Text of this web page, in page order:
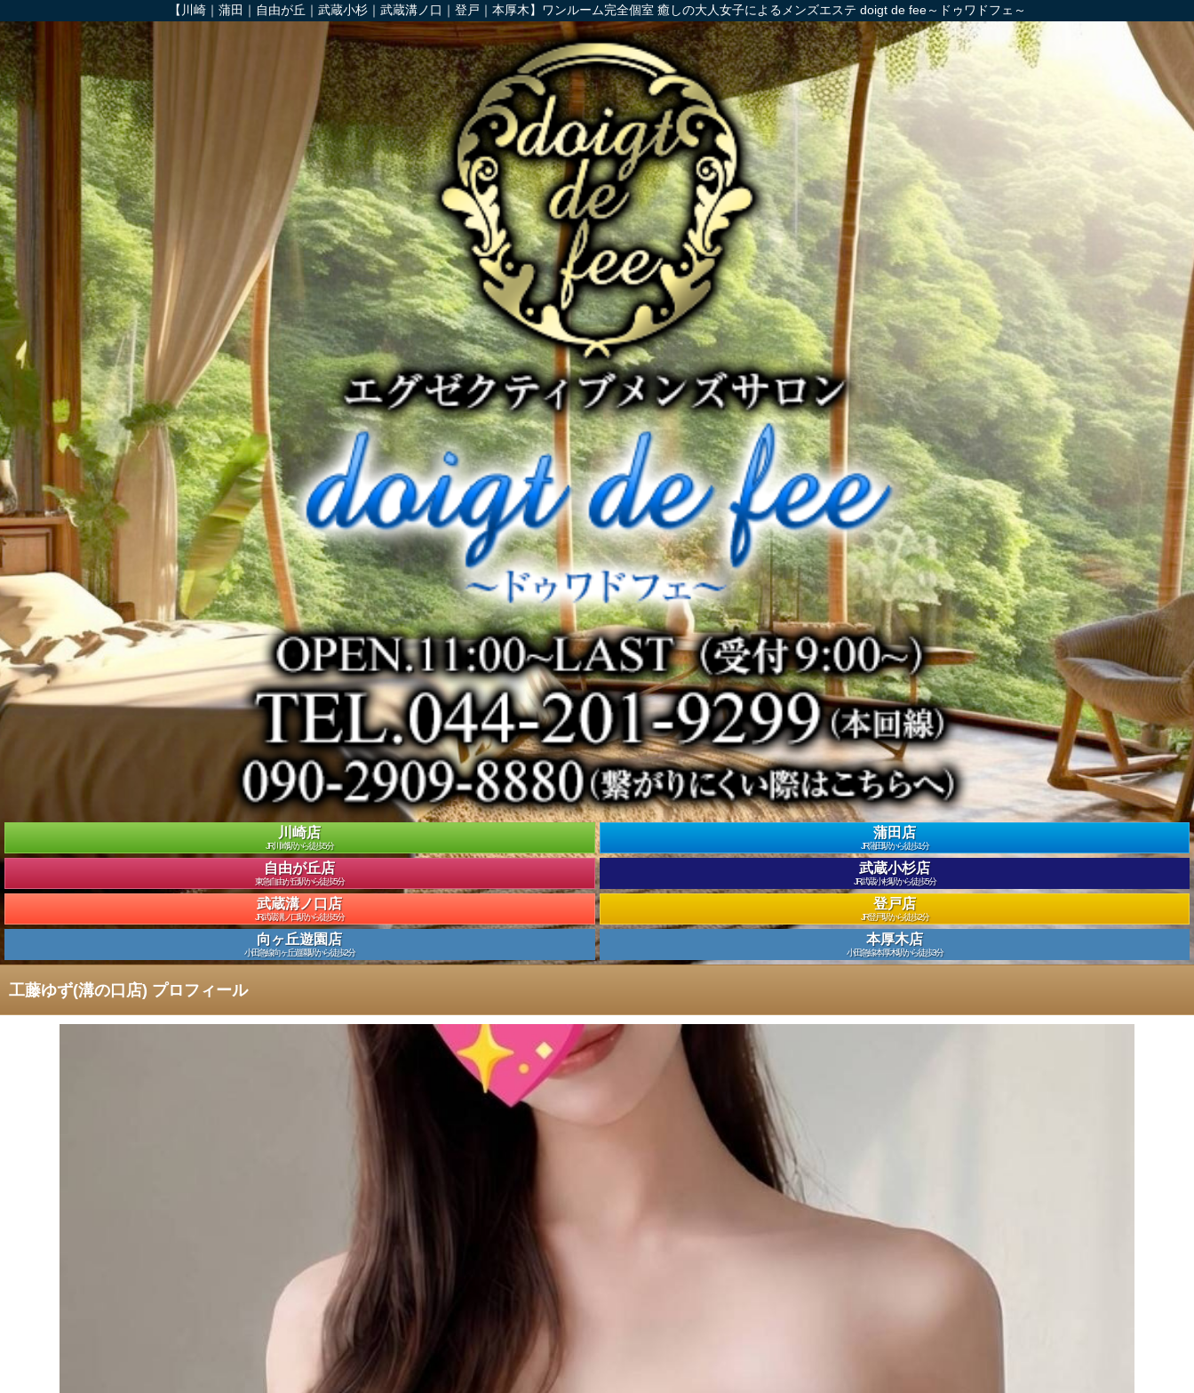
【川崎｜蒲田｜自由が丘｜武蔵小杉｜武蔵溝ノ口｜登戸｜本厚木】ワンルーム完全個室 癒しの大人女子によるメンズエステ doigt de fee～ドゥワドフェ～
川崎店
JR川崎駅から徒歩5分
蒲田店
JR蒲田駅から徒歩1分
自由が丘店
東急自由が丘駅から徒歩5分
武蔵小杉店
JR武蔵小杉駅から徒歩5分
武蔵溝ノ口店
JR武蔵溝ノ口駅から徒歩5分
登戸店
JR登戸駅から徒歩2分
向ヶ丘遊園店
小田急線向ヶ丘遊園駅から徒歩2分
本厚木店
小田急線本厚木駅から徒歩3分
工藤ゆず(溝の口店) プロフィール